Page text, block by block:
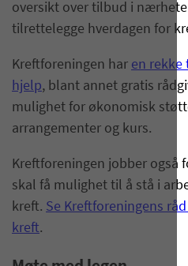
oversikt over tilbud i
tilrettelegge hverdagen for
Kreftforeningen har en
hjelp, blant annet gratis
mulighet for økonomisk
arrangementer og kurs.
Kreftforeningen jobber også
skal få mulighet til å stå i
kreft. Se Kreftforeningens
kreft.